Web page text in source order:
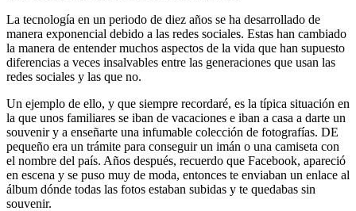
La tecnología en un periodo de diez años se ha desarrollado de
manera exponencial debido a las redes sociales. Estas han cambiado
la manera de entender muchos aspectos de la vida que han supuesto
diferencias a veces insalvables entre las generaciones que usan las
redes sociales y las que no.
Un ejemplo de ello, y que siempre recordaré, es la típica situación en
la que unos familiares se iban de vacaciones e iban a casa a darte un
souvenir y a enseñarte una infumable colección de fotografías. DE
pequeño era un trámite para conseguir un imán o una camiseta con
el nombre del país. Años después, recuerdo que Facebook, apareció
en escena y se puso muy de moda, entonces te enviaban un enlace al
álbum dónde todas las fotos estaban subidas y te quedabas sin
souvenir.